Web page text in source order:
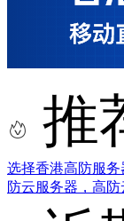
推
选择香港高防服
防云服务器，高